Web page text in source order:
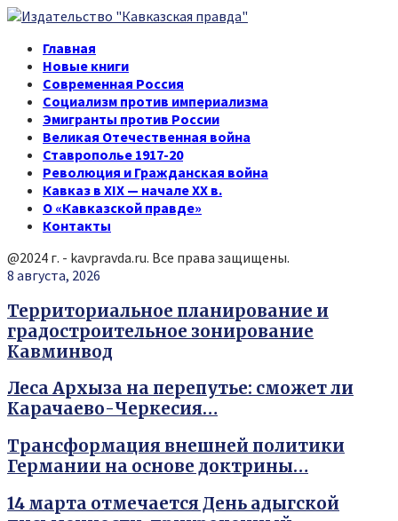
Главная
Новые книги
Современная Россия
Социализм против империализма
Эмигранты против России
Великая Отечественная война
Ставрополье 1917-20
Революция и Гражданская война
Кавказ в XIX — начале XX в.
О «Кавказской правде»
Контакты
@2024 г. - kavpravda.ru. Все права защищены.
Youtube
Vk
Telegram
8 августа, 2026
Территориальное планирование и
градостроительное зонирование
Кавминвод
Леса Архыза на перепутье: сможет ли
Карачаево-Черкесия…
Трансформация внешней политики
Германии на основе доктрины…
14 марта отмечается День адыгской